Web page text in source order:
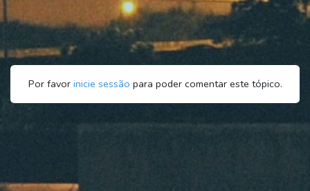
Por favor inicie sessão para poder comentar este tópico.